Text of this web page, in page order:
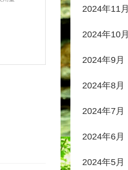
2024年11月
2024年10月
2024年9月
2024年8月
2024年7月
2024年6月
2024年5月